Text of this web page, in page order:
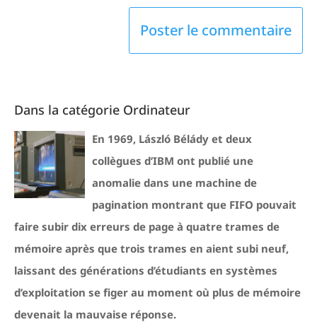
Dans la catégorie Ordinateur
En 1969, László Bélády et deux
collègues d’IBM ont publié une
anomalie dans une machine de
pagination montrant que FIFO pouvait
faire subir dix erreurs de page à quatre trames de
mémoire après que trois trames en aient subi neuf,
laissant des générations d’étudiants en systèmes
d’exploitation se figer au moment où plus de mémoire
devenait la mauvaise réponse.